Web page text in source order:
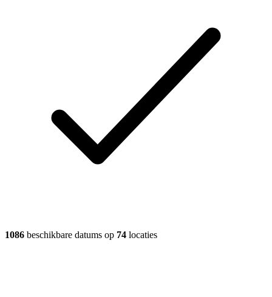
1086 beschikbare datums op 74 locaties